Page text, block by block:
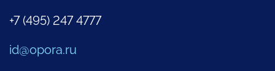
+7 (495) 247 4777
id@opora.ru